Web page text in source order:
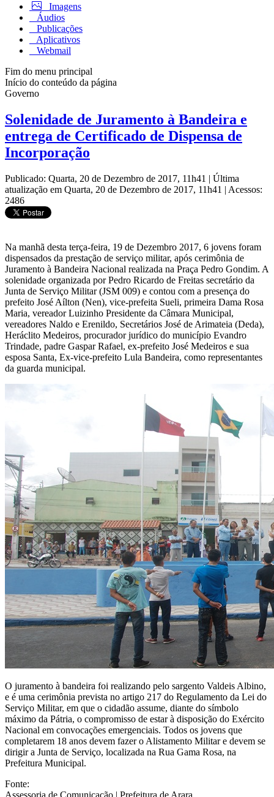
Imagens
Áudios
Publicações
Aplicativos
Webmail
Fim do menu principal
Início do conteúdo da página
Governo
Solenidade de Juramento à Bandeira e
entrega de Certificado de Dispensa de
Incorporação
Publicado: Quarta, 20 de Dezembro de 2017, 11h41 | Última
atualização em Quarta, 20 de Dezembro de 2017, 11h41 | Acessos:
2486
Na manhã desta terça-feira, 19 de Dezembro 2017, 6 jovens foram
dispensados da prestação de serviço militar, após cerimônia de
Juramento à Bandeira Nacional realizada na Praça Pedro Gondim. A
solenidade organizada por Pedro Ricardo de Freitas secretário da
Junta de Serviço Militar (JSM 009) e contou com a presença do
prefeito José Aílton (Nen), vice-prefeita Sueli, primeira Dama Rosa
Maria, vereador Luizinho Presidente da Câmara Municipal,
vereadores Naldo e Erenildo, Secretários José de Arimateia (Deda),
Heráclito Medeiros, procurador jurídico do município Evandro
Trindade, padre Gaspar Rafael, ex-prefeito José Medeiros e sua
esposa Santa, Ex-vice-prefeito Lula Bandeira, como representantes
da guarda municipal.
O juramento à bandeira foi realizando pelo sargento Valdeis Albino,
e é uma cerimônia prevista no artigo 217 do Regulamento da Lei do
Serviço Militar, em que o cidadão assume, diante do símbolo
máximo da Pátria, o compromisso de estar à disposição do Exército
Nacional em convocações emergenciais. Todos os jovens que
completarem 18 anos devem fazer o Alistamento Militar e devem se
dirigir a Junta de Serviço, localizada na Rua Gama Rosa, na
Prefeitura Municipal.
Fonte:
Assessoria de Comunicação | Prefeitura de Arara